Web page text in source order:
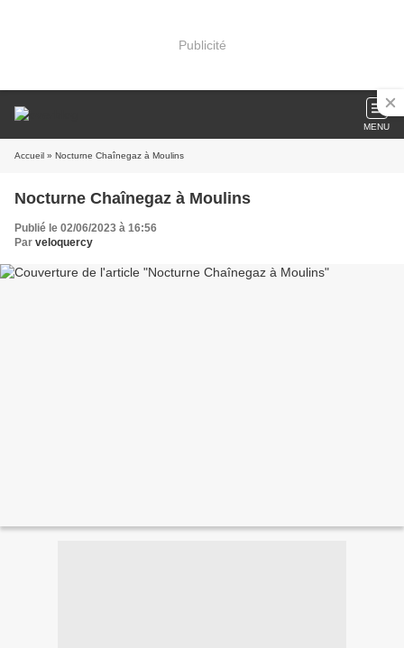
Publicité
MENU
Accueil » Nocturne Chaînegaz à Moulins
Nocturne Chaînegaz à Moulins
Publié le 02/06/2023 à 16:56
Par veloquercy